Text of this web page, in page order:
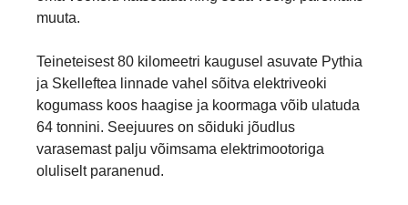
muuta.
Teineteisest 80 kilomeetri kaugusel asuvate Pythia
ja Skelleftea linnade vahel sõitva elektriveoki
kogumass koos haagise ja koormaga võib ulatuda
64 tonnini. Seejuures on sõiduki jõudlus
varasemast palju võimsama elektrimootoriga
oluliselt paranenud.